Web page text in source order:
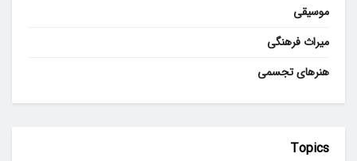
موسیقی
میراث فرهنگی
هنرهای تجسمی
Topics